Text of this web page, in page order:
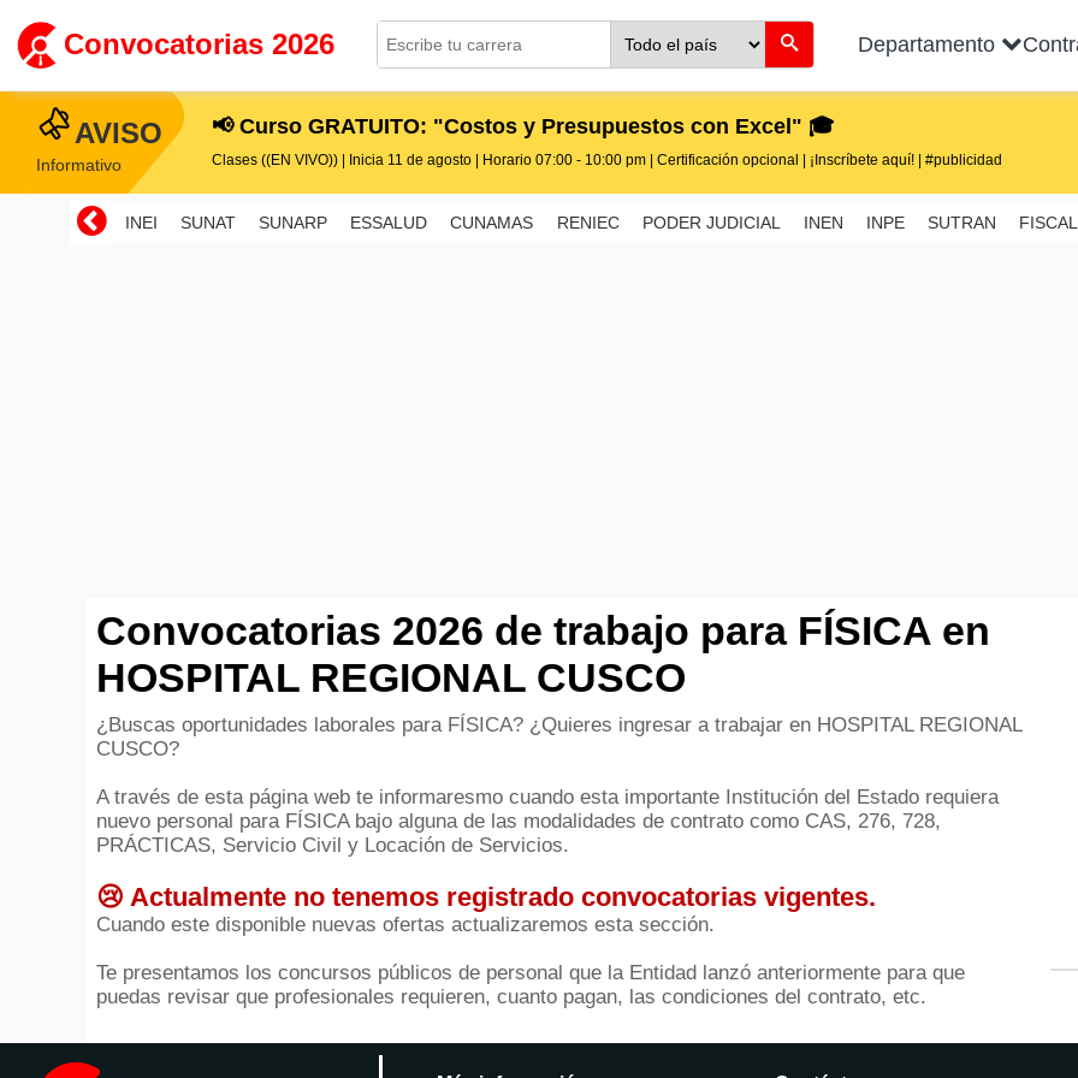
Convocatorias 2026 Departamento
AVISO
Informativo
📢 Curso GRATUITO: "Costos y Presupuestos con Excel" 🎓
Clases ((EN VIVO)) | Inicia 11 de agosto | Horario 07:00 - 10:00 pm | Certificación opcional | ¡Inscríbete aquí! | #publicidad
INEI SUNAT SUNARP ESSALUD CUNAMAS RENIEC PODER JUDICIAL INEN INPE SUTRAN
Convocatorias 2026 de trabajo para FÍSICA en
HOSPITAL REGIONAL CUSCO
¿Buscas oportunidades laborales para FÍSICA? ¿Quieres ingresar a trabajar en HOSPITAL REGIONAL
CUSCO?
A través de esta página web te informaresmo cuando esta importante Institución del Estado requiera
nuevo personal para FÍSICA bajo alguna de las modalidades de contrato como CAS, 276, 728,
PRÁCTICAS, Servicio Civil y Locación de Servicios.
😢 Actualmente no tenemos registrado convocatorias vigentes.
Cuando este disponible nuevas ofertas actualizaremos esta sección.
Te presentamos los concursos públicos de personal que la Entidad lanzó anteriormente para que
puedas revisar que profesionales requieren, cuanto pagan, las condiciones del contrato, etc.